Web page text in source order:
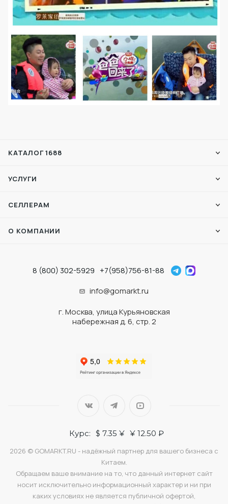
КАТАЛОГ 1688
УСЛУГИ
СЕЛЛЕРАМ
О КОМПАНИИ
8 (800) 302-5929 +7(958)756-81-88
info@gomarkt.ru
г. Москва, улица Курьяновская
набережная д. 6, стр. 2
Курс: $ 7.35 ¥ ¥ 12.50 ₽
2026 © GOMARKT.RU - надёжный партнер для вашего бизнеса с
Китаем.
Обращаем ваше внимание на то, что данный интернет сайт
носит исключительно информационный характер и ни при
каких условиях не является публичной офертой,